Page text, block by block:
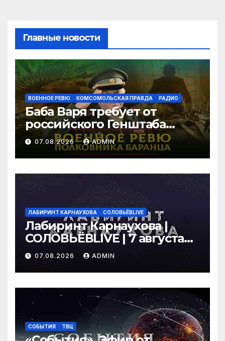
Главные новости
ВОЕННОЕ РЕВЮ КОМСОМОЛЬСКАЯ ПРАВДА РАДИО
Баба Варя требует от
российского Генштаба
стратегической операции
на Украине. Как быть? |
07.08.2026
07.08.2026 ADMIN
ЛАБИРИНТ КАРНАУХОВА СОЛОВЬЁВLIVE
Лабиринт Карнаухова |
СОЛОВЬЁВLIVE | 7 августа
2026 года
07.08.2026 ADMIN
СОБЫТИЯ ТВЦ